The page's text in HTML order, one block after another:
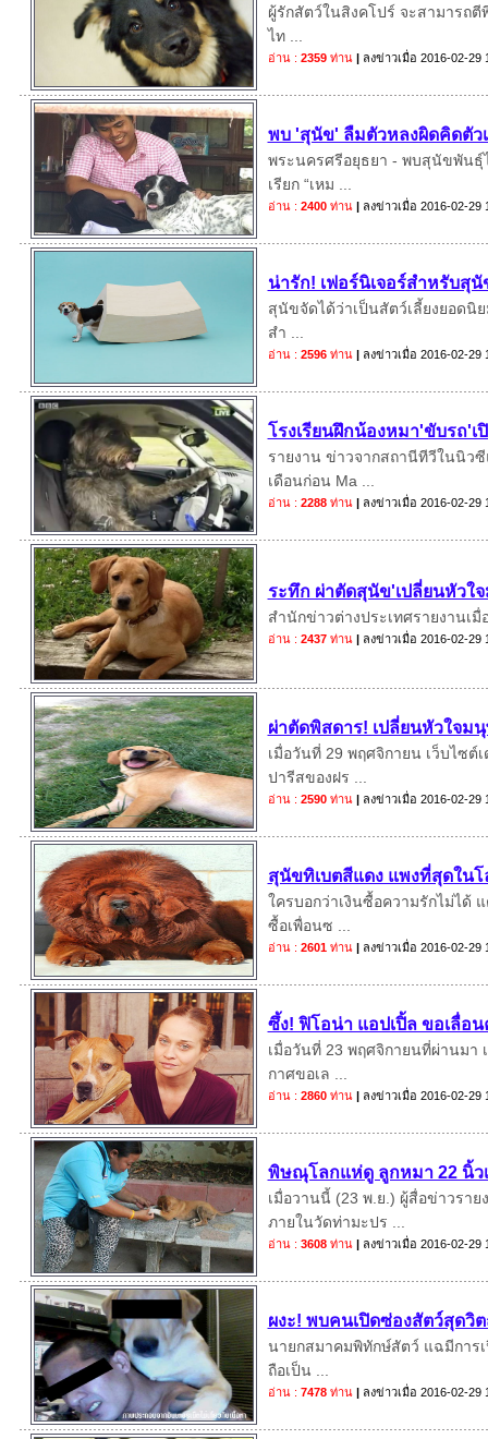
ผู้รักสัตว์ในสิงคโปร์ จะสามารถ
ไท ...
อ่าน : 2359ท่าน | ลงข่าวเมื่อ 2016-02-29
พบ 'สุนัข' ลืมตัวหลงผิดคิดตัว
พระนครศรีอยุธยา - พบสุนัขพันธุ์ไ
เรียก “เหม ...
อ่าน : 2400ท่าน | ลงข่าวเมื่อ 2016-02-29
น่ารัก! เฟอร์นิเจอร์สำหรับสุ
สุนัขจัดได้ว่าเป็นสัตว์เลี้ยงยอด
สำ ...
อ่าน : 2596ท่าน | ลงข่าวเมื่อ 2016-02-29
โรงเรียนฝึกน้องหมา'ขับรถ'
รายงาน ข่าวจากสถานีทีวีในนิว
เดือนก่อน Ma ...
อ่าน : 2288ท่าน | ลงข่าวเมื่อ 2016-02-29
ระทึก ผ่าตัดสุนัข'เปลี่ยนหัวใ
สำนักข่าวต่างประเทศรายงานเ
อ่าน : 2437ท่าน | ลงข่าวเมื่อ 2016-02-29
ผ่าตัดพิสดาร! เปลี่ยนหัวใจม
เมื่อวันที่ 29 พฤศจิกายน เว็บไซต์
ปารีสของฝร ...
อ่าน : 2590ท่าน | ลงข่าวเมื่อ 2016-02-29
สุนัขทิเบตสีแดง แพงที่สุดใน
ใครบอกว่าเงินซื้อความรักไม่ไ
ซื้อเพื่อนซ ...
อ่าน : 2601ท่าน | ลงข่าวเมื่อ 2016-02-29
ซึ้ง! ฟิโอน่า แอปเปิ้ล ขอเลื่อ
เมื่อวันที่ 23 พฤศจิกายนที่ผ่านมา
กาศขอเล ...
อ่าน : 2860ท่าน | ลงข่าวเมื่อ 2016-02-29
พิษณุโลกแห่ดู ลูกหมา 22 นิ้ว
เมื่อวานนี้ (23 พ.ย.) ผู้สื่อข่าวรา
ภายในวัดท่ามะปร ...
อ่าน : 3608ท่าน | ลงข่าวเมื่อ 2016-02-29
ผงะ! พบคนเปิดซ่องสัตว์สุด
นายกสมาคมพิทักษ์สัตว์ แฉมีการ
ถือเป็น ...
อ่าน : 7478ท่าน | ลงข่าวเมื่อ 2016-02-29